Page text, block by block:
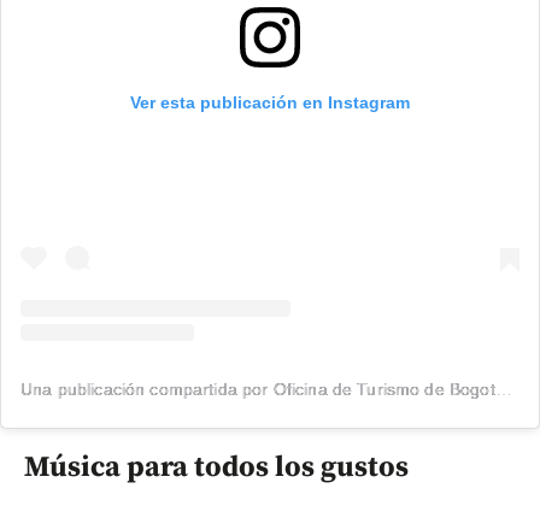
Ver esta publicación en Instagram
Una publicación compartida por Oficina de Turismo de Bogotá (@bogota_turismo)
Música para todos los gustos